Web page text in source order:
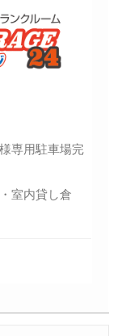
専用駐車場完
室内貸し倉